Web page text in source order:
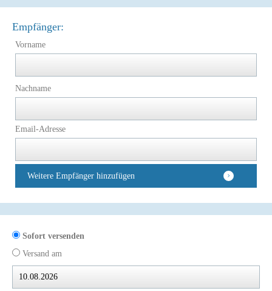
Empfänger:
Vorname
Nachname
Email-Adresse
Weitere Empfänger hinzufügen
Sofort versenden
Versand am